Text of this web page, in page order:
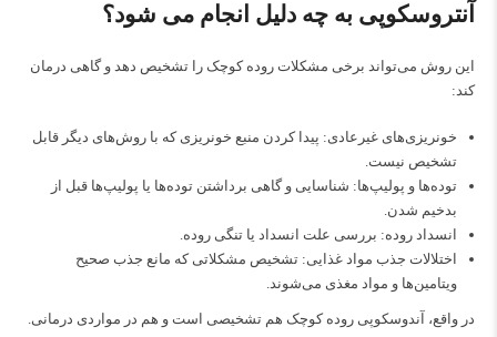
آنتروسکوپی به چه دلیل انجام می شود؟
این روش می‌تواند برخی مشکلات روده کوچک را تشخیص دهد و گاهی درمان
کند:
خونریزی‌های غیرعادی: پیدا کردن منبع خونریزی که با روش‌های دیگر قابل
تشخیص نیست.
توده‌ها و پولیپ‌ها: شناسایی و گاهی برداشتن توده‌ها یا پولیپ‌ها قبل از
بدخیم شدن.
انسداد روده: بررسی علت انسداد یا تنگی روده.
اختلالات جذب مواد غذایی: تشخیص مشکلاتی که مانع جذب صحیح
ویتامین‌ها و مواد مغذی می‌شوند.
در واقع، آندوسکوپی روده کوچک هم تشخیصی است و هم در مواردی درمانی.